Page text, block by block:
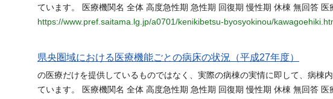
ています。 医療機関名 全体 高度急性期 急性期 回復期 慢性期 休棟 無回答
https://www.pref.saitama.lg.jp/a0701/kenikibetsu-byosyokinou/
県央圏域における医療機能ごとの病床の状況（平成27年度）
の医療だけを提供しているものではなく、実際の病棟の実情に即して、病棟
ています。 医療機関名 全体 高度急性期 急性期 回復期 慢性期 休棟 無回答 医